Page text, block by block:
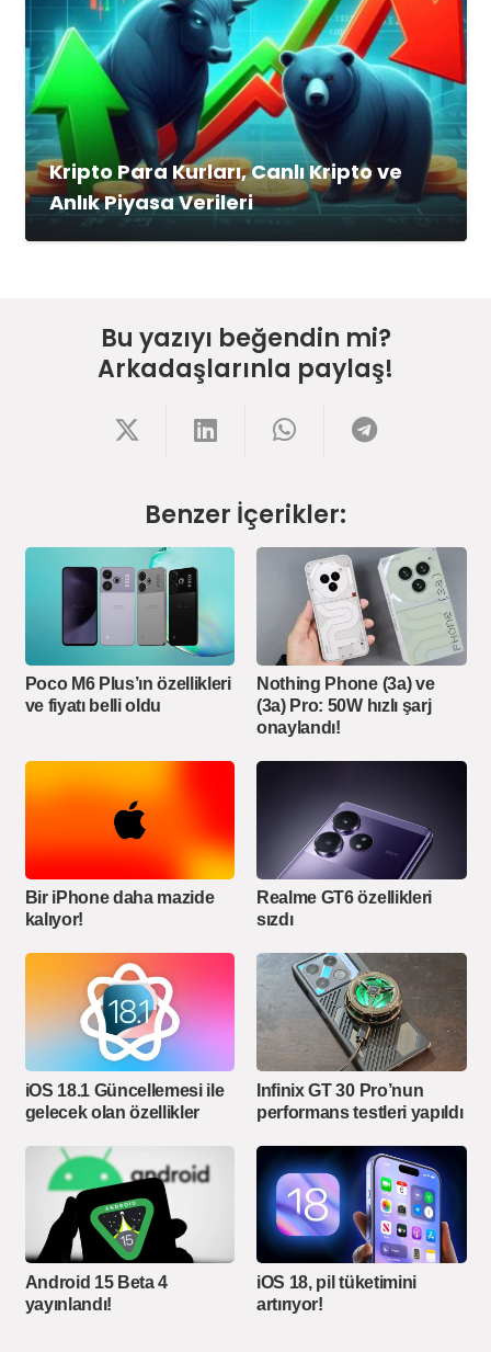
Kripto Para Kurları, Canlı Kripto ve
Anlık Piyasa Verileri
Bu yazıyı beğendin mi?
Arkadaşlarınla paylaş!
Benzer İçerikler:
Poco M6 Plus’ın özellikleri
ve fiyatı belli oldu
Nothing Phone (3a) ve
(3a) Pro: 50W hızlı şarj
onaylandı!
Bir iPhone daha mazide
kalıyor!
Realme GT6 özellikleri
sızdı
iOS 18.1 Güncellemesi ile
gelecek olan özellikler
Infinix GT 30 Pro’nun
performans testleri yapıldı
Android 15 Beta 4
yayınlandı!
iOS 18, pil tüketimini
artırıyor!